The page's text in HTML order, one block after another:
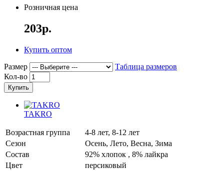
Розничная цена
203р.
Купить оптом
Размер
Таблица размеров
Кол-во
Купить
TAKRO
Возрастная группа
4-8 лет, 8-12 лет
Сезон
Осень, Лето, Весна, Зима
Состав
92% хлопок , 8% лайкра
Цвет
персиковый